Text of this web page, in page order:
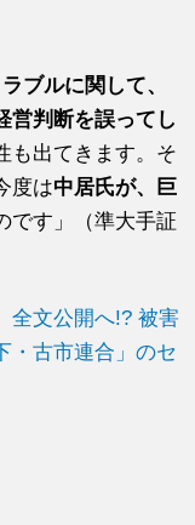
ラブルに関して、
営判断を誤ってし
も出てきます。そ
度は中居氏が、巨
です」（準大手証
全文公開へ!? 被害
・古市連合」のセ